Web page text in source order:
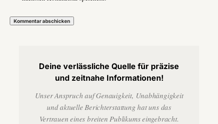
Deine verlässliche Quelle für präzise
und zeitnahe Informationen!
Unser Anspruch auf Genauigkeit, Unabhängigkeit
und aktuelle Berichterstattung hat uns das
Vertrauen eines breiten Publikums eingebracht.